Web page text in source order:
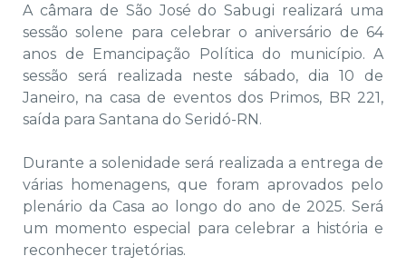
A câmara de São José do Sabugi realizará uma
sessão solene para celebrar o aniversário de 64
anos de Emancipação Política do município. A
sessão será realizada neste sábado, dia 10 de
Janeiro, na casa de eventos dos Primos, BR 221,
saída para Santana do Seridó-RN.
Durante a solenidade será realizada a entrega de
várias homenagens, que foram aprovados pelo
plenário da Casa ao longo do ano de 2025. Será
um momento especial para celebrar a história e
reconhecer trajetórias.